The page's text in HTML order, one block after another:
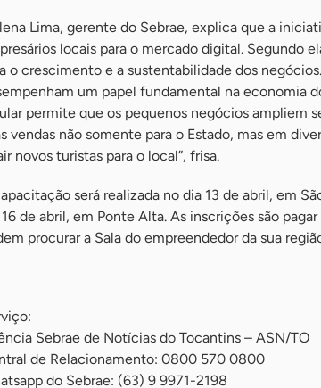
Lima, gerente do Sebrae, explica que a
locais para o mercado digital. Segundo
o crescimento e a sustentabilidade dos
um papel fundamental na economia
permite que os pequenos negócios ampliem
vendas não somente para o Estado, mas em
novos turistas para o local”, frisa.
será realizada no dia 13 de abril, em
de abril, em Ponte Alta. As inscrições são
procurar a Sala do empreendedor da sua
Sebrae de Notícias do Tocantins – ASN/TO
de Relacionamento: 0800 570 0800
do Sebrae: (63) 9 9971-2198